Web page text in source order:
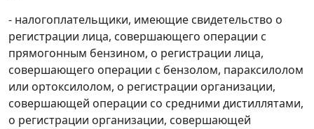
- налогоплательщики, имеющие свидетельство о
регистрации лица, совершающего операции с
прямогонным бензином, о регистрации лица,
совершающего операции с бензолом, параксилолом
или ортоксилолом, о регистрации организации,
совершающей операции со средними дистиллятами,
о регистрации организации, совершающей